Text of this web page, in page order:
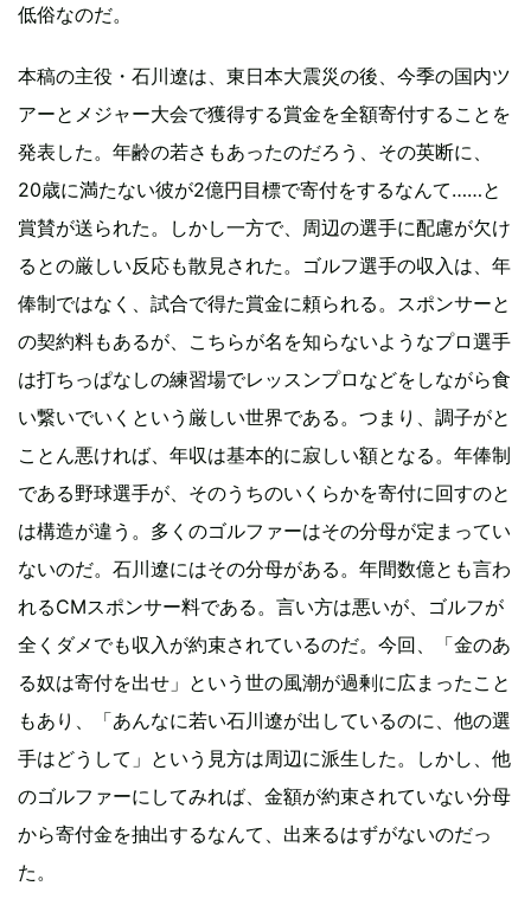
低俗なのだ。
本稿の主役・石川遼は、東日本大震災の後、今季の国内ツ
アーとメジャー大会で獲得する賞金を全額寄付することを
発表した。年齢の若さもあったのだろう、その英断に、
20歳に満たない彼が2億円目標で寄付をするなんて……と
賞賛が送られた。しかし一方で、周辺の選手に配慮が欠け
るとの厳しい反応も散見された。ゴルフ選手の収入は、年
俸制ではなく、試合で得た賞金に頼られる。スポンサーと
の契約料もあるが、こちらが名を知らないようなプロ選手
は打ちっぱなしの練習場でレッスンプロなどをしながら食
い繋いでいくという厳しい世界である。つまり、調子がと
ことん悪ければ、年収は基本的に寂しい額となる。年俸制
である野球選手が、そのうちのいくらかを寄付に回すのと
は構造が違う。多くのゴルファーはその分母が定まってい
ないのだ。石川遼にはその分母がある。年間数億とも言わ
れるCMスポンサー料である。言い方は悪いが、ゴルフが
全くダメでも収入が約束されているのだ。今回、「金のあ
る奴は寄付を出せ」という世の風潮が過剰に広まったこと
もあり、「あんなに若い石川遼が出しているのに、他の選
手はどうして」という見方は周辺に派生した。しかし、他
のゴルファーにしてみれば、金額が約束されていない分母
から寄付金を抽出するなんて、出来るはずがないのだっ
た。